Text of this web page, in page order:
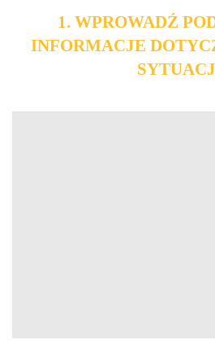
1. WPROWADŹ
INFORMACJE